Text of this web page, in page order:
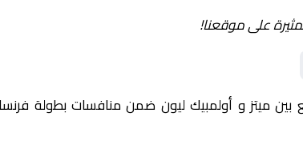
على موقعنا!
25 لقاءً مرتقبًا يجمع بين ميتز و أولمبيك ليون ضمن منافسات